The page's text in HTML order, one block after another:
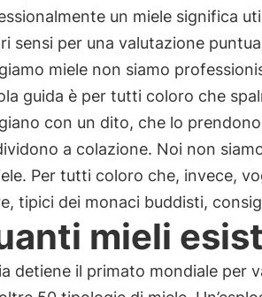
un miele significa
sensi per una valutazione
miele non siamo
guida è per tutti coloro che
con un dito, che lo
a colazione. Noi non
Per tutti coloro che, invece,
tipici dei monaci buddisti,
mieli
detiene il primato mondiale per